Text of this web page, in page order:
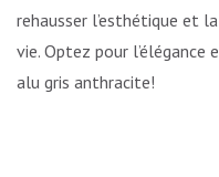
rehausser l’esthétique et
vie. Optez pour
alu gris anthracite!